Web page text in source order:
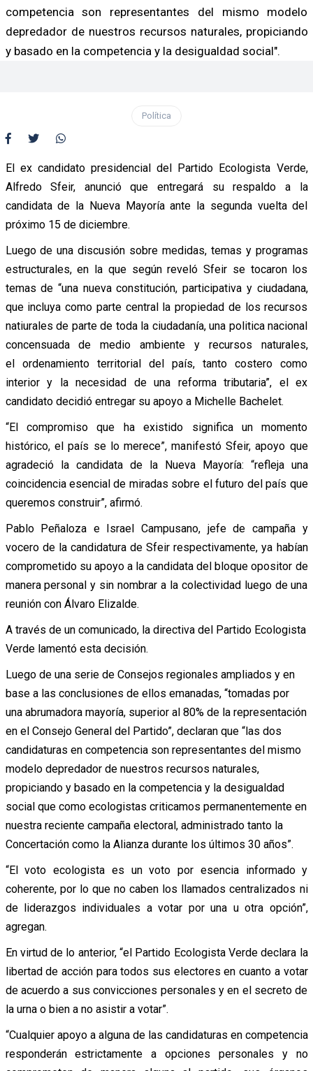
competencia son representantes del mismo modelo
depredador de nuestros recursos naturales, propiciando
y basado en la competencia y la desigualdad social".
Política
El ex candidato presidencial del Partido Ecologista Verde,
Alfredo Sfeir, anunció que entregará su respaldo a la
candidata de la Nueva Mayoría ante la segunda vuelta del
próximo 15 de diciembre.
Luego de una discusión sobre medidas, temas y programas
estructurales, en la que según reveló Sfeir se tocaron los
temas de “una nueva constitución, participativa y ciudadana,
que incluya como parte central la propiedad de los recursos
natiurales de parte de toda la ciudadanía, una politica nacional
concensuada de medio ambiente y recursos naturales,
el ordenamiento territorial del país, tanto costero como
interior y la necesidad de una reforma tributaria”, el ex
candidato decidió entregar su apoyo a Michelle Bachelet.
“El compromiso que ha existido significa un momento
histórico, el país se lo merece”, manifestó Sfeir, apoyo que
agradeció la candidata de la Nueva Mayoría: “refleja una
coincidencia esencial de miradas sobre el futuro del país que
queremos construir”, afirmó.
Pablo Peñaloza e Israel Campusano, jefe de campaña y
vocero de la candidatura de Sfeir respectivamente, ya habían
comprometido su apoyo a la candidata del bloque opositor de
manera personal y sin nombrar a la colectividad luego de una
reunión con Álvaro Elizalde.
A través de un comunicado, la directiva del Partido Ecologista
Verde lamentó esta decisión.
Luego de una serie de Consejos regionales ampliados y en
base a las conclusiones de ellos emanadas, “tomadas por
una abrumadora mayoría, superior al 80% de la representación
en el Consejo General del Partido”, declaran que “las dos
candidaturas en competencia son representantes del mismo
modelo depredador de nuestros recursos naturales,
propiciando y basado en la competencia y la desigualdad
social que como ecologistas criticamos permanentemente en
nuestra reciente campaña electoral, administrado tanto la
Concertación como la Alianza durante los últimos 30 años”.
“El voto ecologista es un voto por esencia informado y
coherente, por lo que no caben los llamados centralizados ni
de liderazgos individuales a votar por una u otra opción”,
agregan.
En virtud de lo anterior, “el Partido Ecologista Verde declara la
libertad de acción para todos sus electores en cuanto a votar
de acuerdo a sus convicciones personales y en el secreto de
la urna o bien a no asistir a votar”.
“Cualquier apoyo a alguna de las candidaturas en competencia
responderán estrictamente a opciones personales y no